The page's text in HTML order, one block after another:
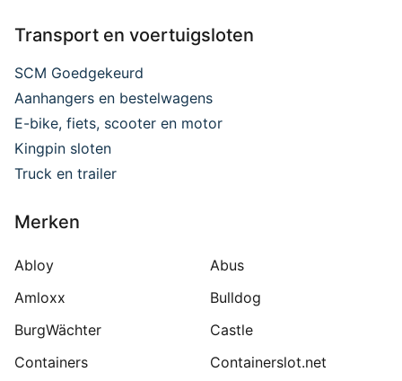
Transport en voertuigsloten
SCM Goedgekeurd
Aanhangers en bestelwagens
E-bike, fiets, scooter en motor
Kingpin sloten
Truck en trailer
Merken
Abloy
Abus
Amloxx
Bulldog
BurgWächter
Castle
Containers
Containerslot.net